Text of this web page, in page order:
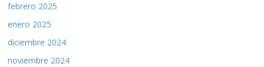
febrero 2025
enero 2025
diciembre 2024
noviembre 2024